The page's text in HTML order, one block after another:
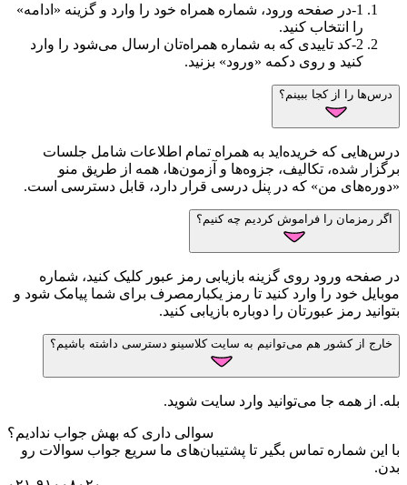
1
-در صفحه ورود، شماره همراه خود را وارد و گزینه «ادامه»
را انتخاب کنید.
2
-کد تاییدی که به شماره همراه‌تان ارسال می‌شود را وارد
کنید و روی دکمه «ورود» بزنید.
درس‌ها را از کجا ببینم؟
درس‌هایی که خریده‌اید به همراه تمام اطلاعات شامل جلسات
برگزار شده، تکالیف، جزوه‌ها و آزمون‌ها، همه از طریق منو
«دوره‌های من» که در پنل درسی قرار دارد، قابل دسترسی است.
اگر رمزمان را فراموش کردیم چه کنیم؟
در صفحه ورود روی گزینه بازیابی رمز عبور کلیک کنید، شماره
موبایل خود را وارد کنید تا رمز یکبارمصرف برای شما پیامک شود و
بتوانید رمز عبورتان را دوباره بازیابی کنید.
خارج از کشور هم می‌توانیم به سایت کلاسینو دسترسی داشته باشیم؟
بله. از همه جا می‌توانید وارد سایت شوید.
سوالی داری که بهش جواب ندادیم؟
با این شماره تماس بگیر تا پشتیبان‌های ما سریع جواب سوالات رو
بدن.